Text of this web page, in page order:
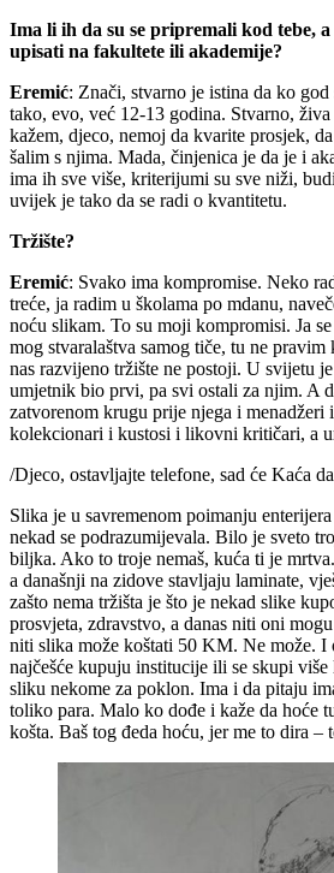
Ima li ih da su se pripremali kod tebe, a
upisati na fakultete ili akademije?
Eremić: Znači, stvarno je istina da ko god
tako, evo, već 12-13 godina. Stvarno,
kažem, djeco, nemoj da kvarite prosjek,
šalim s njima. Mada, činjenica je da je i
ima ih sve više, kriterijumi su sve niži,
uvijek je tako da se radi o kvantitetu.
Tržište?
Eremić: Svako ima kompromise. Neko
treće, ja radim u školama po mdanu,
noću slikam. To su moji kompromisi. Ja
mog stvaralaštva samog tiče, tu ne
nas razvijeno tržište ne postoji. U svijetu
umjetnik bio prvi, pa svi ostali za njim. A
zatvorenom krugu prije njega i menadžeri
kolekcionari i kustosi i likovni kritičari, a
/Djeco, ostavljajte telefone, sad će Kaća
Slika je u savremenom poimanju
nekad se podrazumijevala. Bilo je sveto
biljka. Ako to troje nemaš, kuća ti je
a današnji na zidove stavljaju laminate,
zašto nema tržišta je što je nekad slike
prosvjeta, zdravstvo, a danas niti oni
niti slika može koštati 50 KM. Ne može. I
najčešće kupuju institucije ili se skupi
sliku nekome za poklon. Ima i da pitaju
toliko para. Malo ko dođe i kaže da hoće
košta. Baš tog đeda hoću, jer me to dira –